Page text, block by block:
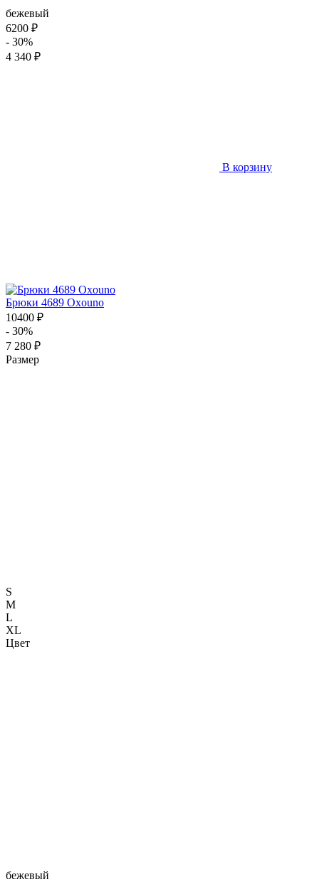
бежевый
6200 ₽
- 30%
4 340 ₽
В корзину
Брюки 4689 Oxouno
10400 ₽
- 30%
7 280 ₽
Размер
S
M
L
XL
Цвет
бежевый